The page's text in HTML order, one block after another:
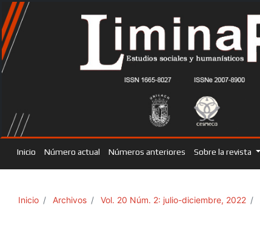
Inicio Número actual Números anteriores Sobre la revista
Inicio Archivos Vol. 20 Núm. 2: julio-diciembre, 2022